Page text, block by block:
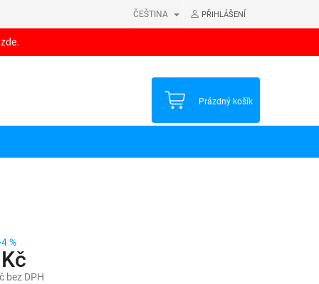
ČEŠTINA PŘIHLÁŠENÍ
NÁKUPNÍ
Prázdný košík
%
bez DPH